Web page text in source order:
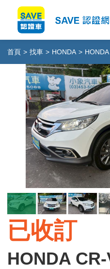
首頁 > 找車 > HONDA >
已收訂
HONDA